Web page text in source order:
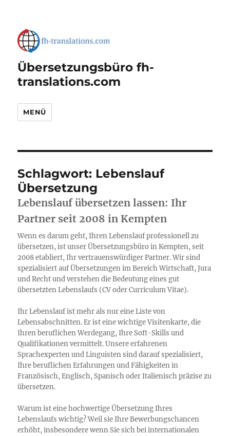
Übersetzungsbüro fh-
translations.com
MENÜ
Schlagwort: Lebenslauf
Übersetzung
Lebenslauf übersetzen lassen: Ihr
Partner seit 2008 in Kempten
Wenn es darum geht, Ihren Lebenslauf professionell zu
übersetzen, ist unser Übersetzungsbüro in Kempten, seit
2008 etabliert, Ihr vertrauenswürdiger Partner. Wir sind
spezialisiert auf Übersetzungen im Bereich Wirtschaft, Jura
und Recht und verstehen die Bedeutung eines gut
übersetzten Lebenslaufs (CV oder Curriculum Vitae).
Ihr Lebenslauf ist mehr als nur eine Liste von
Lebensabschnitten. Er ist eine wichtige Visitenkarte, die
Ihren beruflichen Werdegang, Ihre Soft-Skills und
Qualifikationen vermittelt. Unsere erfahrenen
Sprachexperten und Linguisten sind darauf spezialisiert,
Ihre beruflichen Erfahrungen und Fähigkeiten in
Französisch, Englisch, Spanisch oder Italienisch präzise zu
übersetzen.
Warum ist eine hochwertige Übersetzung Ihres
Lebenslaufs wichtig? Weil sie Ihre Bewerbungschancen
erhöht, insbesondere wenn Sie sich bei internationalen